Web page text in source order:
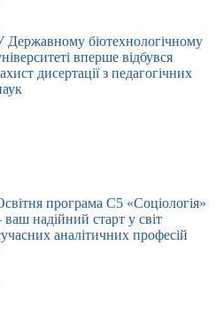
Державному біотехнологічному
вперше відбувся
дисертації з педагогічних
програма С5 «Соціологія»
ваш надійний старт у світ
аналітичних професій